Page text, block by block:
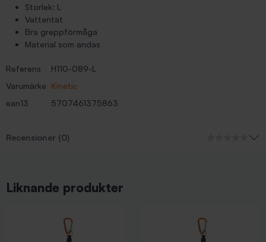
Storlek: L
Vattentät
Bra greppförmåga
Material som andas
Referens
H110-089-L
Varumärke Kinetic
ean13
5707461375863
Recensioner (0)
Liknande produkter